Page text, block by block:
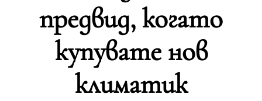
предвид, когато
купувате нов
климатик